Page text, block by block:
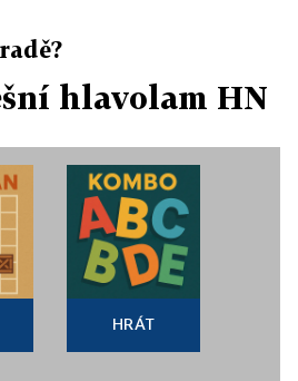
hlavolam HN
HRÁT